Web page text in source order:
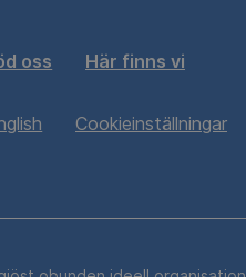
oss Här finns vi
Cookieinställningar